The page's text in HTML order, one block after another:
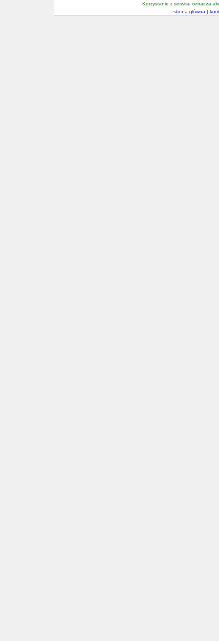
Korzystanie z serwisu oznacza
strona główna |